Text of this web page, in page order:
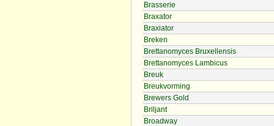
Brasserie
Braxator
Braxiator
Breken
Brettanomyces Bruxellensis
Brettanomyces Lambicus
Breuk
Breukvorming
Brewers Gold
Briljant
Broadway